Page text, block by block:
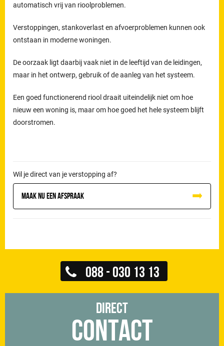
automatisch vrij van rioolproblemen.
Verstoppingen, stankoverlast en afvoerproblemen kunnen ook
ontstaan in moderne woningen.
De oorzaak ligt daarbij vaak niet in de leeftijd van de leidingen,
maar in het ontwerp, gebruik of de aanleg van het systeem.
Een goed functionerend riool draait uiteindelijk niet om hoe
nieuw een woning is, maar om hoe goed het hele systeem blijft
doorstromen.
Wil je direct van je verstopping af?
Maak nu een afspraak
088 - 030 13 13
Direct
Contact